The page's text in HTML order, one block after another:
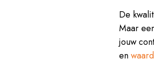
De
Maar
jouw
enw